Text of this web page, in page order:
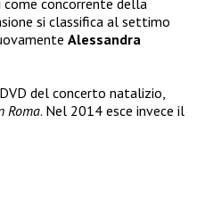
come concorrente della
si classifica al settimo
Alessandra
del concerto natalizio,
Roma. Nel 2014 esce invece il